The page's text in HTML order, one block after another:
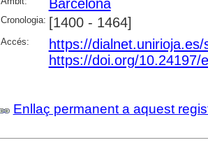
Barcelona
Cronologia: [1400 - 1464]
Accés:
https://
https://doi.org/10.24197/
Enllaç permanent a aquest